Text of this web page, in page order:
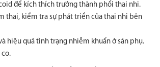
để kích thích trưởng thành phổi thai nhi.
thai, kiểm tra sự phát triển của thai nhi bên
hiệu quả tình trạng nhiễm khuẩn ở sản phụ.
co.